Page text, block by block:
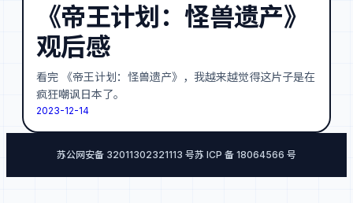
《帝王计划：怪兽遗产》
观后感
看完 《帝王计划：怪兽遗产》，我越来越觉得这片子是在
疯狂嘲讽日本了。
2023-12-14
苏公网安备 32011302321113 号苏 ICP 备 18064566 号